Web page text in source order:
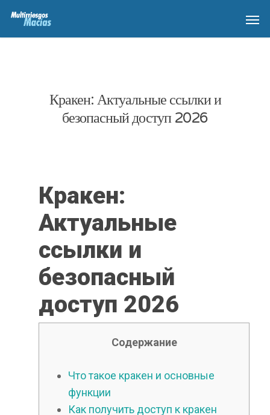
Кракен: Актуальные ссылки и
безопасный доступ 2026
Кракен:
Актуальные
ссылки и
безопасный
доступ 2026
Содержание
Что такое кракен и основные
функции
Как получить доступ к кракен